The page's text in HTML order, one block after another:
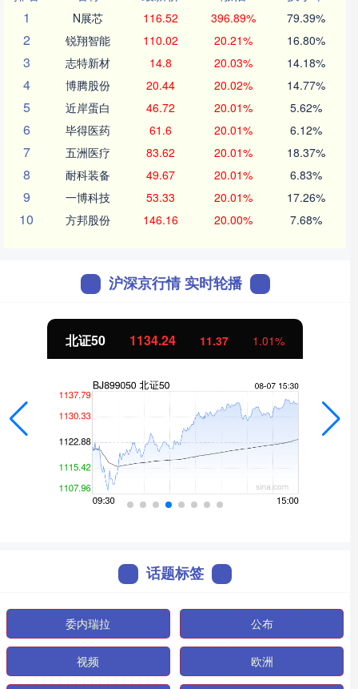
1
N展芯 116.52 396.89% 79.39%
2 锐翔智能 110.02 20.21% 16.80%
3 志特新材 14.8 20.03% 14.18%
4 博腾股份 20.44 20.02% 14.77%
5 近岸蛋白 46.72 20.01% 5.62%
6 毕得医药 61.6 20.01% 6.12%
7 五洲医疗 83.62 20.01% 18.37%
8 耐科装备 49.67 20.01% 6.83%
9 一博科技 53.33 20.01% 17.26%
10 方邦股份 146.16 20.00% 7.68%
沪深京行情 实时轮播
北证50 1134.24 11.37 1.01%
话题标签
委内瑞拉 公布
视频 欧洲